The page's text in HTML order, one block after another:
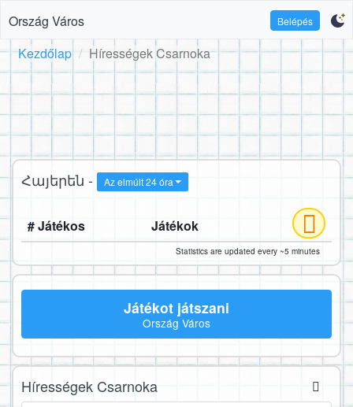
Ország Város Belépés
Kezdőlap Hírességek Csarnoka
Հայերեն - Az elmúlt 24 óra
# Játékos Játékok
Statistics are updated every ~5 minutes
Játékot játszani
Ország Város
Hírességek Csarnoka